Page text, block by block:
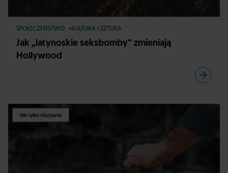
SPOŁECZEŃSTWO KULTURA I SZTUKA
Jak „latynoskie seksbomby” zmieniają
Hollywood
Nie tylko Hiszpania